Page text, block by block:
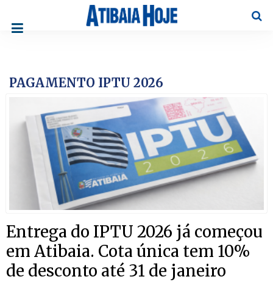
PAGAMENTO IPTU 2026
Entrega do IPTU 2026 já começou
em Atibaia. Cota única tem 10%
de desconto até 31 de janeiro